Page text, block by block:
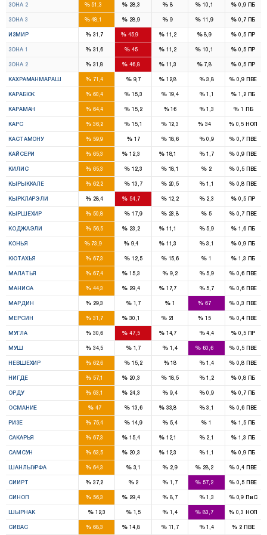
ЗОНА 2 %51,3 % 28,3 % 8 % 10,1 % 0,9 ПБ
ЗОНА 3 %48,1 % 28,9 % 9 % 11,9 % 0,7 ПБ
ИЗМИР %31,7 %45,9 %11,2 %8,9 % 0,5 ПР
ЗОНА 1 %31,6 % 45 %11,2 % 10,1 % 0,5 ПР
ЗОНА 2 %31,8 % 46,8 %11,3 %7,8 % 0,5 ПР
КАХРАМАНМАРАШ %71,4 %9,7 %12,8 %3,8 % 0,9 ПВЕ
КАРАБЮК %60,4 % 15,3 %19,4 %1,1 % 1,2 ПБ
КАРАМАН %64,4 % 15,2 %16 %1,3 %1 ПБ
КАРС %36,2 % 15,1 %12,3 % 34 % 0,5 НОП
КАСТАМОНУ %59,9 % 17 %18,6 %0,9 % 0,7 ПВЕ
КАЙСЕРИ %65,3 % 12,3 %18,1 %1,7 % 0,9 ПВЕ
КИЛИС %65,3 % 12,3 %18,1 % 2 % 0,5 ПВЕ
КЫРЫККАЛЕ %62,2 % 13,7 %20,5 %1,1 % 0,8 ПВЕ
КЫРКЛАРЭЛИ %28,4 % 54,7 %12,2 %2,3 % 0,5 ПР
КЫРШЕХИР %50,8 % 17,9 %23,8 % 5 % 0,7 ПВЕ
КОДЖАЭЛИ %56,5 % 23,2 %11,1 %5,9 % 1,6 ПБ
КОНЬЯ %73,9 %9,4 %11,3 %3,1 % 0,9 ПБ
КЮТАХЬЯ %67,3 % 12,5 %15,6 % 1 % 1,3 ПБ
МАЛАТЬЯ %67,4 % 15,3 % 9,2 %5,9 % 0,6 ПВЕ
МАНИСА %44,3 % 29,4 %17,7 %5,7 % 0,6 ПВЕ
МАРДИН %29,3 %1,7 %1 % 67 % 0,3 ПВЕ
МЕРСИН %31,7 % 30,1 %21 % 15 % 0,4 ПВЕ
МУГЛА %30,6 % 47,5 %14,7 %4,4 % 0,5 ПР
МУШ %34,5 %1,7 % 1,4 % 60,6 % 0,5 ПВЕ
НЕВШЕХИР %62,6 % 15,2 %18 %1,4 % 0,8 ПВЕ
НИГДЕ %57,1 % 20,3 %18,5 %1,2 % 0,8 ПБ
ОРДУ %63,1 % 24,3 % 9,4 %0,9 % 0,7 ПБ
ОСМАНИЕ %47 % 13,6 %33,8 %3,1 % 0,6 ПВЕ
РИЗЕ %75,4 % 14,9 % 5,4 % 1 % 1,5 ПБ
САКАРЬЯ %67,3 % 15,4 %12,1 %2,1 % 1,3 ПБ
САМСУН %63,5 % 20,3 %12,3 %1,1 % 0,9 ПБ
ШАНЛЫУРФА %64,3 %3,1 % 2,9 % 28,2 % 0,4 ПВЕ
СИИРТ %37,2 %2 % 1,7 % 57,2 % 0,5 ПВЕ
СИНОП %56,3 % 29,4 % 8,7 %1,3 %0,9ПиС
ШЫРНАК %12,3 %1,5 % 1,4 % 83,7 % 0,3 НОП
СИВАС %68,3 % 14,8 %11,7 %1,4 % 2 ПВЕ